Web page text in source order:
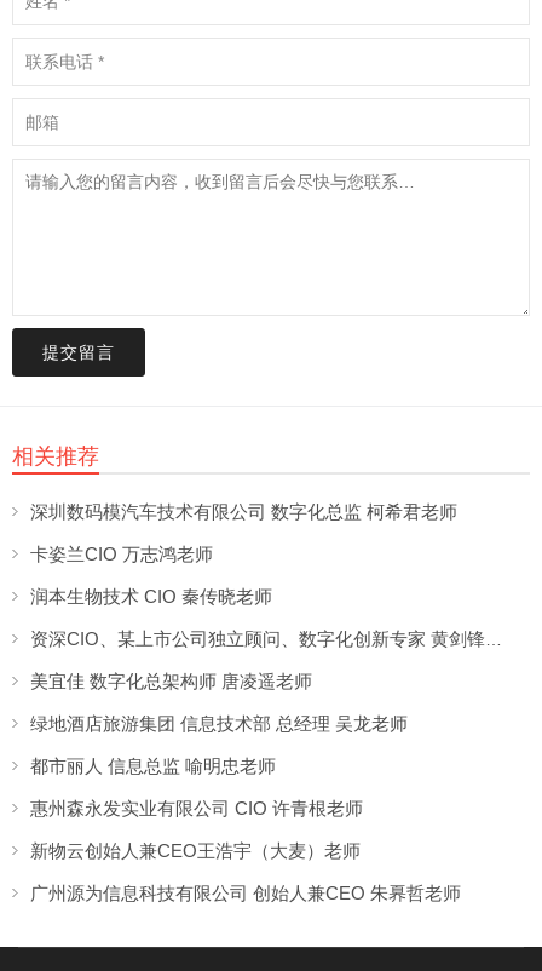
提交留言
相关推荐
深圳数码模汽车技术有限公司 数字化总监 柯希君老师
卡姿兰CIO 万志鸿老师
润本生物技术 CIO 秦传晓老师
美宜佳 数字化总架构师 唐凌遥老师
绿地酒店旅游集团 信息技术部 总经理 吴龙老师
都市丽人 信息总监 喻明忠老师
惠州森永发实业有限公司 CIO 许青根老师
新物云创始人兼CEO王浩宇（大麦）老师
广州源为信息科技有限公司 创始人兼CEO 朱奡哲老师